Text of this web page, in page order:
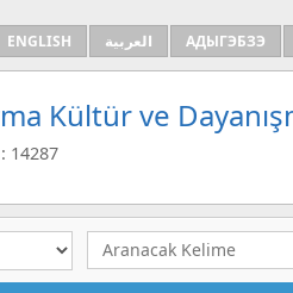
ENGLISH العربية АДЫГЭБЗЭ
Kültür ve
14287